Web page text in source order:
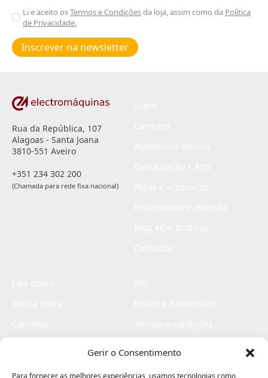
Gerir o Consentimento
Para fornecer as melhores experiências, usamos tecnologias como
Aceitar
Poiticas
de
privacidade
Li e aceito osTermos e Condiçõesda loja, assim como da Política
de Privacidade.
Inscrever na newsletter
Rua da República, 107
Alagoas - Santa Joana
3810-551 Aveiro
+351 234 302 200
(Chamada para rede fixa nacional)